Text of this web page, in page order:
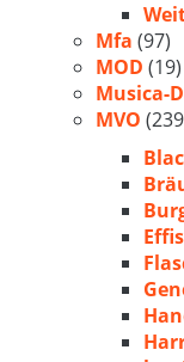
Mfa (97)
MOD (19)
Musica-
MVO